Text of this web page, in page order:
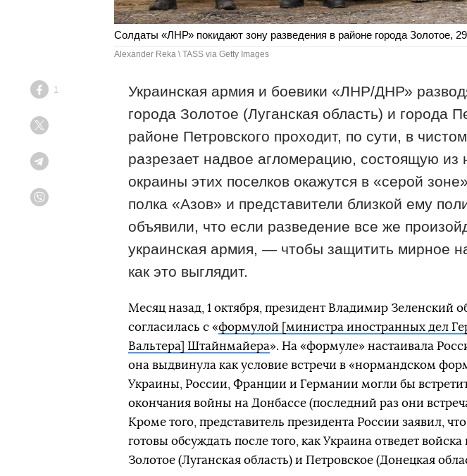
Солдаты «ЛНР» покидают зону разведения в районе города Золотое, 29
Alexander Reka \ TASS via Getty Images
Facebook
1
Украинская армия и боевики «ЛНР/ДНР»
города Золотое (Луганская область) и города
районе Петровского проходит, по сути, в
разрезает надвое агломерацию, состоящую из
окраины этих поселков окажутся в «серой
полка «Азов» и представители близкой ему
объявили, что если разведение все же
украинская армия, — чтобы защитить мирное
как это выглядит.
Месяц назад, 1 октября, президент Владимир Зеленский
согласилась с «формулой [министра иностранных дел
Вальтера] Штайнмайера». На «формуле» настаивала
она выдвинула как условие встречи в «нормандском
Украины, России, Франции и Германии могли бы
окончания войны на Донбассе (последний раз они
Кроме того, представитель президента России заявил,
готовы обсуждать после того, как Украина отведет
Золотое (Луганская область) и Петровское (Донецкая